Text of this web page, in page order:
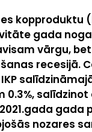
kopproduktu
gada
vārgu,
nozares